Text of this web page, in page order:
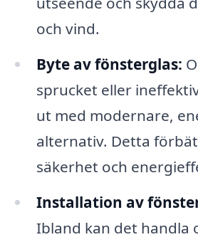
och vind.
Byte av fönsterglas:
sprucket eller
ut med modernare,
alternativ. Detta
säkerhet och
Installation av
Ibland kan det handla